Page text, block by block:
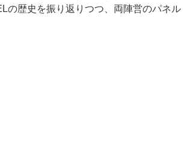
の歴史を振り返りつつ、両陣営のパネル